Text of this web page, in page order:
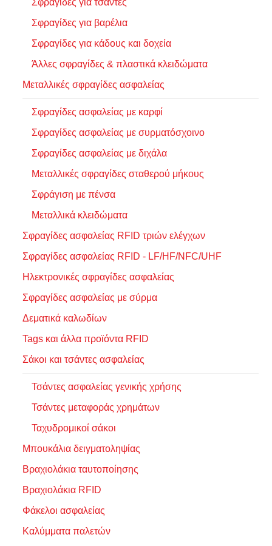
Σφραγίδες για τσάντες
Σφραγίδες για βαρέλια
Σφραγίδες για κάδους και δοχεία
Άλλες σφραγίδες & πλαστικά κλειδώματα
Μεταλλικές σφραγίδες ασφαλείας
Σφραγίδες ασφαλείας με καρφί
Σφραγίδες ασφαλείας με συρματόσχοινο
Σφραγίδες ασφαλείας με διχάλα
Μεταλλικές σφραγίδες σταθερού μήκους
Σφράγιση με πένσα
Μεταλλικά κλειδώματα
Σφραγίδες ασφαλείας RFID τριών ελέγχων
Σφραγίδες ασφαλείας RFID - LF/HF/NFC/UHF
Ηλεκτρονικές σφραγίδες ασφαλείας
Σφραγίδες ασφαλείας με σύρμα
Δεματικά καλωδίων
Tags και άλλα προϊόντα RFID
Σάκοι και τσάντες ασφαλείας
Τσάντες ασφαλείας γενικής χρήσης
Τσάντες μεταφοράς χρημάτων
Ταχυδρομικοί σάκοι
Μπουκάλια δειγματοληψίας
Βραχιολάκια ταυτοποίησης
Βραχιολάκια RFID
Φάκελοι ασφαλείας
Καλύμματα παλετών